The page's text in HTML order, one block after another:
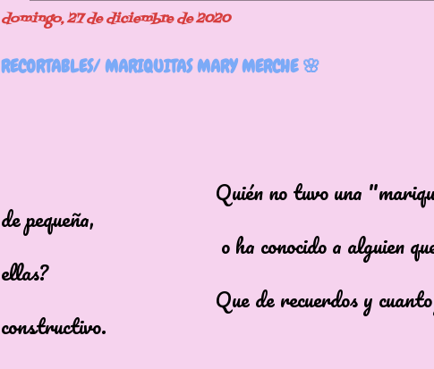
domingo, 27 de diciembre de 2020
RECORTABLES/ MARIQUITAS MARY MERCHE 🌸
Quién no tuvo una "mariquita"
de pequeña,
o ha conocido a alguien que si
ellas?
Que de recuerdos y cuanto
constructivo.